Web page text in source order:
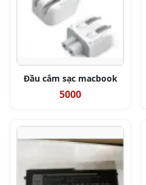
Đầu cắm sạc macbook
5000